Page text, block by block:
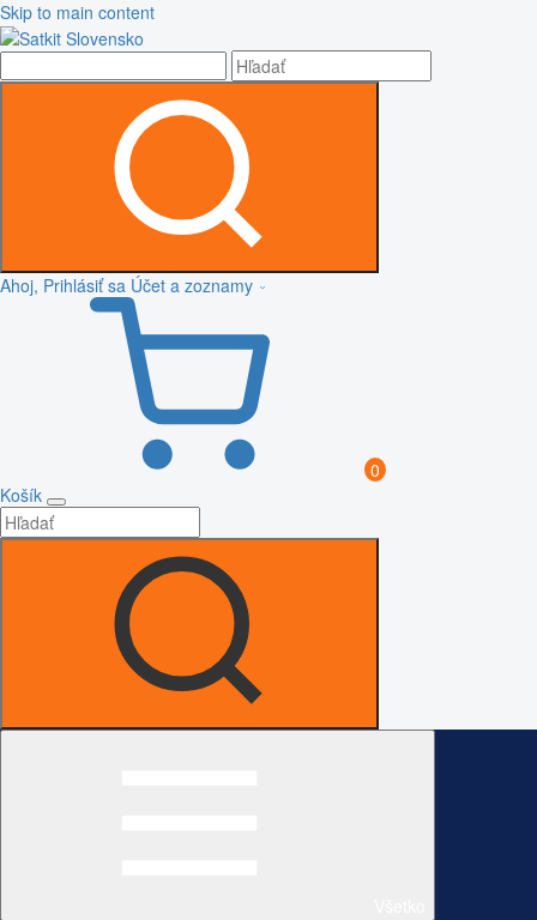
Skip to main content
Ahoj, Prihlásiť sa Účet a zoznamy
0
Košík